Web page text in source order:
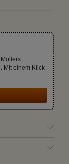
Möllers
Mit einem Klick